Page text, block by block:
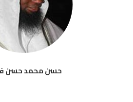
حسن محمد حسن